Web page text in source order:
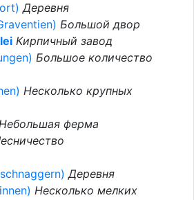
Деревня
Большой двор
Кирпичный завод
Большое количество
Несколько крупных
ферма
Деревня
Несколько мелких